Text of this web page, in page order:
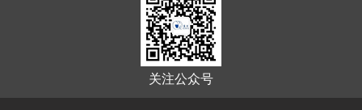
关注公众号